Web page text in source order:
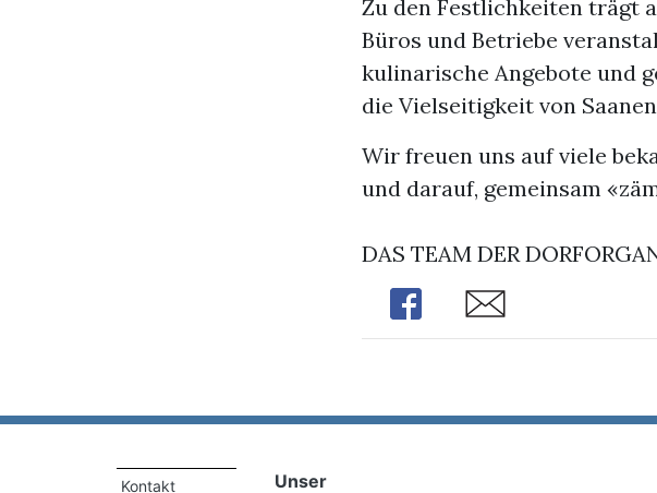
Zu den Festlichkeiten trägt
Büros und Betriebe
kulinarische Angebote und
die Vielseitigkeit von
Wir freuen uns auf viele
und darauf, gemeinsam
DAS TEAM DER
Share
Share
Kontakt Unser